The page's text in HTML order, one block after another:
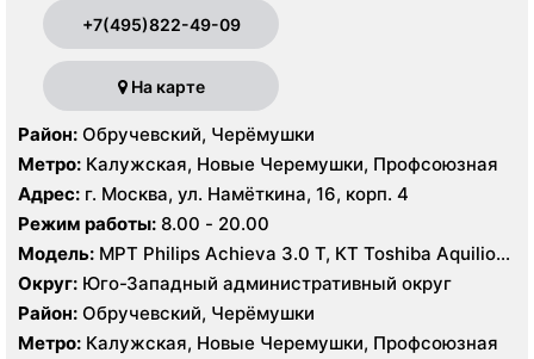
+7(495)822-49-09
На карте
Район: Обручевский, Черёмушки
Метро: Калужская, Новые Черемушки, Профсоюзная
Адрес: г. Москва, ул. Намёткина, 16, корп. 4
Режим работы: 8.00 - 20.00
Модель: МРТ Philips Achieva 3.0 T, КТ Toshiba Aquilion
Prime 160 срезов УЗИ GE Logiq-9, Philips iU22, Philips
HDI 5000
Округ: Юго-Западный административный округ
Район: Обручевский, Черёмушки
Метро: Калужская, Новые Черемушки, Профсоюзная